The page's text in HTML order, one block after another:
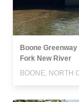
Boone
Fork New River
BOONE, NORTH